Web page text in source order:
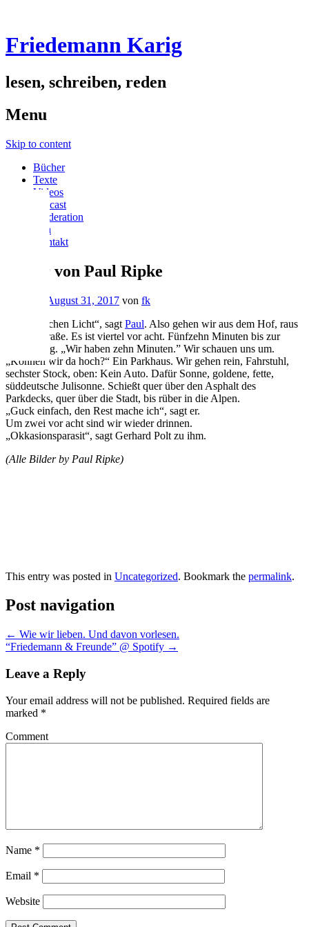
Friedemann Karig
lesen, schreiben, reden
Menu
Skip to content
Bücher
Texte
Videos
podcast
Moderation
Vita
Kontakt
Bilder von Paul Ripke
August 31, 2017 von fk
„Wir brauchen Licht“, sagt Paul. Also gehen wir aus dem Hof, raus
auf die Straße. Es ist viertel vor acht. Fünfzehn Minuten bis zur
Vorstellung. „Wir haben zehn Minuten.” Wir schauen uns um.
„Können wir da hoch?“ Ein Parkhaus. Wir gehen rein, Fahrstuhl,
sechster Stock, oben: Kein Auto. Dafür Sonne, goldene, fette,
süddeutsche Julisonne. Schießt quer über den Asphalt des
Parkdecks, quer über die Stadt, bis rüber in die Alpen.
„Guck einfach, den Rest mache ich“, sagt er.
Um zwei vor acht sind wir wieder drinnen.
„Okkasionsparasit“, sagt Gerhard Polt zu ihm.
(Alle Bilder by Paul Ripke)
This entry was posted in Uncategorized. Bookmark the permalink.
Post navigation
← Wie wir lieben. Und davon vorlesen.
“Friedemann & Freunde” @ Spotify →
Leave a Reply
Your email address will not be published. Required fields are
marked *
Comment
Name *
Email *
Website